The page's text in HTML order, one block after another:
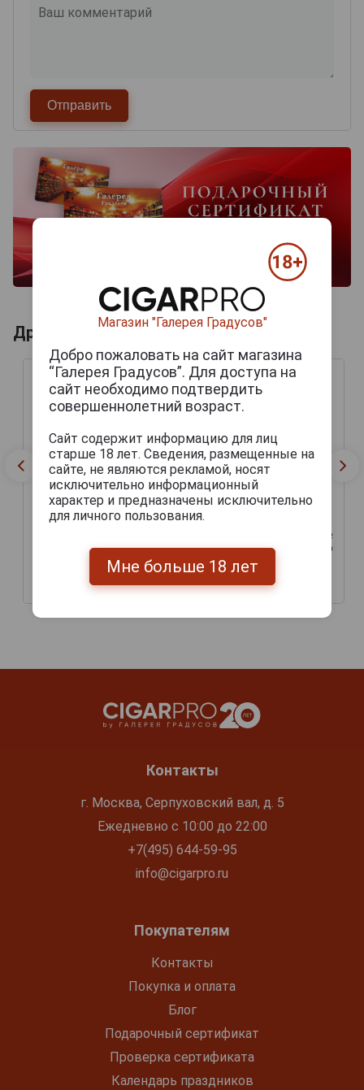
Другие продукты бренда HASEN BRAU
Аугсбургер Ориджинал
0.5л
227 руб.
Hasen Brau Weisser Hase
Пиво Хазен Брой Вайсер
Хазе
211 руб.
Контакты
г. Москва, Серпуховский вал, д. 5
Ежедневно с 10:00 до 22:00
+7(495) 644-59-95
info@cigarpro.ru
Покупателям
Контакты
Покупка и оплата
Блог
Подарочный сертификат
Проверка сертификата
Календарь праздников
Магазин "Галерея Градусов"
Добро пожаловать на сайт магазина
“Галерея Градусов”. Для доступа на
сайт необходимо подтвердить
совершеннолетний возраст.
Сайт содержит информацию для лиц
старше 18 лет. Сведения, размещенные на
сайте, не являются рекламой, носят
исключительно информационный
характер и предназначены исключительно
для личного пользования.
Мне больше 18 лет